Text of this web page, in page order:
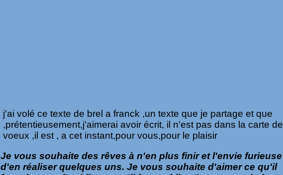
j'ai volé ce texte de brel a franck ,un texte que je partage et que
,prétentieusement,j'aimerai avoir écrit, il n'est pas dans la carte de
voeux ,il est , a cet instant,pour vous,pour le plaisir
Je vous souhaite des rêves à n'en plus finir et l'envie furieuse
d'en réaliser quelques uns. Je vous souhaite d'aimer ce qu'il